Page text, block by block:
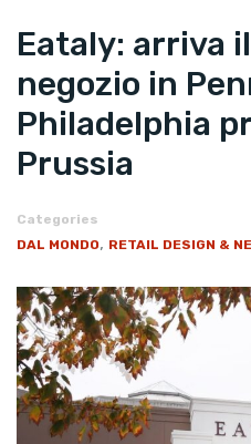
Eataly: arriva
negozio in
Philadelphia
Prussia
Categories
DAL MONDO, RETAIL DESIGN &